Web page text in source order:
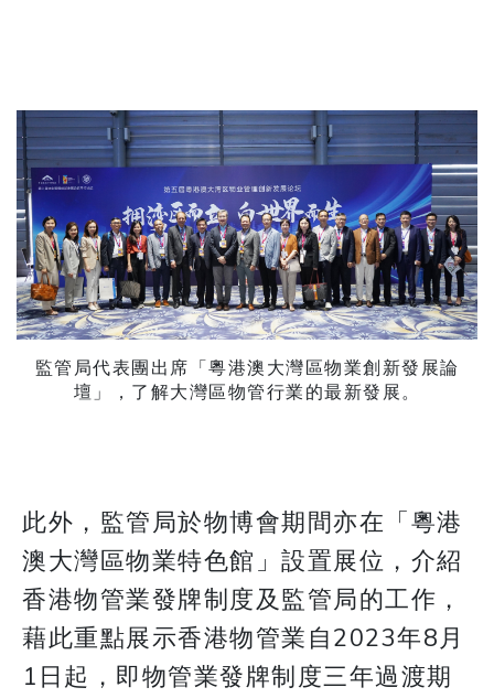
監管局代表團出席「粵港澳大灣區物業創新發展論
壇」，了解大灣區物管行業的最新發展。
此外，監管局於物博會期間亦在「粵港
澳大灣區物業特色館」設置展位，介紹
香港物管業發牌制度及監管局的工作，
藉此重點展示香港物管業自2023年8月
1日起，即物管業發牌制度三年過渡期